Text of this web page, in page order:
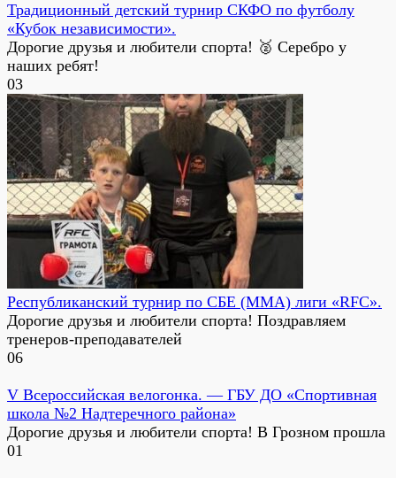
Традиционный детский турнир СКФО по футболу
«Кубок независимости».
Дорогие друзья и любители спорта! 🥈 Серебро у
наших ребят!
03
Республиканский турнир по СБЕ (ММА) лиги «RFC».
Дорогие друзья и любители спорта! Поздравляем
тренеров-преподавателей
06
V Всероссийская велогонка. — ГБУ ДО «Спортивная
школа №2 Надтеречного района»
Дорогие друзья и любители спорта! В Грозном прошла
01